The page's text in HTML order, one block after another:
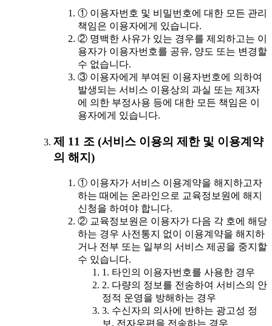
① 이용자번호 및 비밀번호에 대한 모든 관리
책임은 이용자에게 있습니다.
② 명백한 사유가 있는 경우를 제외하고는 이
용자가 이용자번호를 공유, 양도 또는 변경할
수 없습니다.
③ 이용자에게 부여된 이용자번호에 의하여
발생되는 서비스 이용상의 과실 또는 제3자
에 의한 부정사용 등에 대한 모든 책임은 이
용자에게 있습니다.
제 11 조 (서비스 이용의 제한 및 이용계약
의 해지)
① 이용자가 서비스 이용계약을 해지하고자
하는 때에는 온라인으로 교육정보원에 해지
신청을 하여야 합니다.
② 교육정보원은 이용자가 다음 각 호에 해당
하는 경우 사전통지 없이 이용계약을 해지하
거나 전부 또는 일부의 서비스 제공을 중지할
수 있습니다.
1. 타인의 이용자번호를 사용한 경우
2. 다량의 정보를 전송하여 서비스의 안
정적 운영을 방해하는 경우
3. 수신자의 의사에 반하는 광고성 정
보, 전자우편을 전송하는 경우